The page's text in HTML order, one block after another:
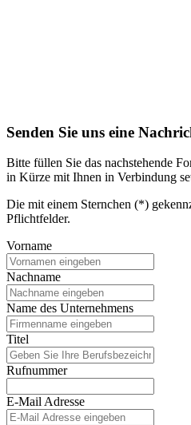
Senden Sie uns eine
Bitte füllen Sie das nachstehende
in Kürze mit Ihnen in Verbindung
Die mit einem Sternchen (*)
Pflichtfelder.
Vorname
Nachname
Name des Unternehmens
Titel
Rufnummer
E-Mail Adresse